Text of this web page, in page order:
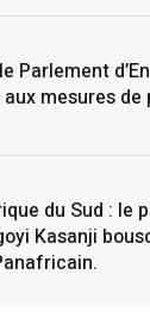
Parlement
mesures
du Sud : le
Kasanji